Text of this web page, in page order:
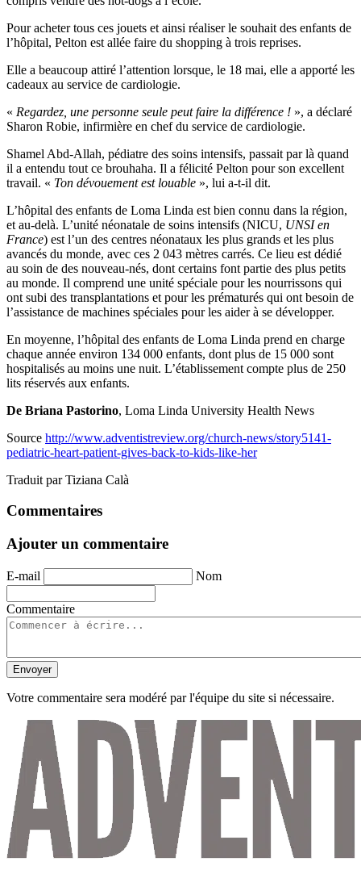
Pour acheter tous ces jouets et ainsi réaliser le souhait des enfants de
l’hôpital, Pelton est allée faire du shopping à trois reprises.
Elle a beaucoup attiré l’attention lorsque, le 18 mai, elle a apporté les
cadeaux au service de cardiologie.
« Regardez, une personne seule peut faire la différence ! », a déclaré
Sharon Robie, infirmière en chef du service de cardiologie.
Shamel Abd-Allah, pédiatre des soins intensifs, passait par là quand
il a entendu tout ce brouhaha. Il a félicité Pelton pour son excellent
travail. « Ton dévouement est louable », lui a-t-il dit.
L’hôpital des enfants de Loma Linda est bien connu dans la région,
et au-delà. L’unité néonatale de soins intensifs (NICU, UNSI en
France) est l’un des centres néonataux les plus grands et les plus
avancés du monde, avec ces 2 043 mètres carrés. Ce lieu est dédié
au soin de des nouveau-nés, dont certains font partie des plus petits
au monde. Il comprend une unité spéciale pour les nourrissons qui
ont subi des transplantations et pour les prématurés qui ont besoin de
l’assistance de machines spéciales pour les aider à se développer.
En moyenne, l’hôpital des enfants de Loma Linda prend en charge
chaque année environ 134 000 enfants, dont plus de 15 000 sont
hospitalisés au moins une nuit. L’établissement compte plus de 250
lits réservés aux enfants.
De Briana Pastorino, Loma Linda University Health News
Source http://www.adventistreview.org/church-news/story5141-
pediatric-heart-patient-gives-back-to-kids-like-her
Traduit par Tiziana Calà
Commentaires
Ajouter un commentaire
E-mail Nom
Commentaire
Envoyer
Votre commentaire sera modéré par l'équipe du site si nécessaire.